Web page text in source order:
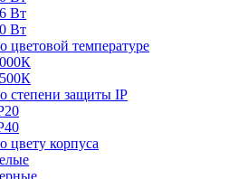
Вт
Вт
температуре
степени защиты IP
цвету корпуса